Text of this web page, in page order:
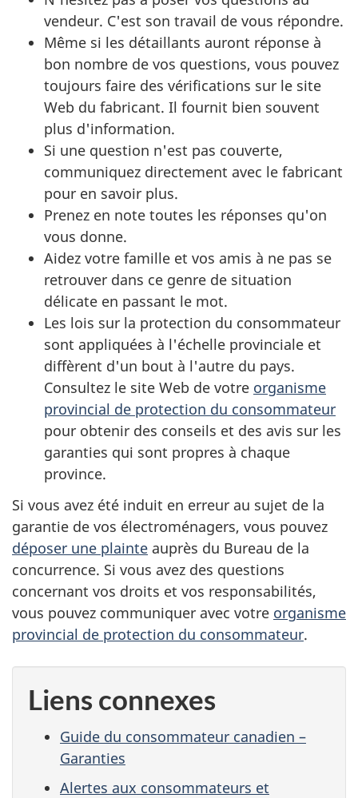
vendeur. C'est son travail de vous répondre.
Même si les détaillants auront réponse à
bon nombre de vos questions, vous pouvez
toujours faire des vérifications sur le site
Web du fabricant. Il fournit bien souvent
plus d'information.
Si une question n'est pas couverte,
communiquez directement avec le fabricant
pour en savoir plus.
Prenez en note toutes les réponses qu'on
vous donne.
Aidez votre famille et vos amis à ne pas se
retrouver dans ce genre de situation
délicate en passant le mot.
Les lois sur la protection du consommateur
sont appliquées à l'échelle provinciale et
diffèrent d'un bout à l'autre du pays.
Consultez le site Web de votre organisme
provincial de protection du consommateur
pour obtenir des conseils et des avis sur les
garanties qui sont propres à chaque
province.
Si vous avez été induit en erreur au sujet de la
garantie de vos électroménagers, vous pouvez
déposer une plainte auprès du Bureau de la
concurrence. Si vous avez des questions
concernant vos droits et vos responsabilités,
vous pouvez communiquer avec votre organisme
provincial de protection du consommateur.
Liens connexes
Guide du consommateur canadien –
Garanties
Alertes aux consommateurs et